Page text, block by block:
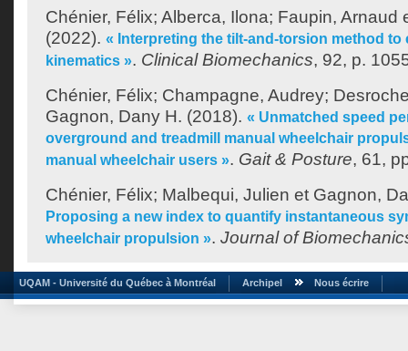
Chénier, Félix; Alberca, Ilona; Faupin, Arnaud
(2022). « Interpreting the tilt-and-torsion method
kinematics ». Clinical Biomechanics, 92, p.
Chénier, Félix; Champagne, Audrey;
Gagnon, Dany H. (2018). « Unmatched speed
overground and treadmill manual wheelchair
manual wheelchair users ». Gait & Posture, 61,
Chénier, Félix; Malbequi, Julien et Gagnon,
Proposing a new index to quantify instantaneous
wheelchair propulsion ». Journal of
UQAM - Université du Québec à Montréal Archipel Nous écrire